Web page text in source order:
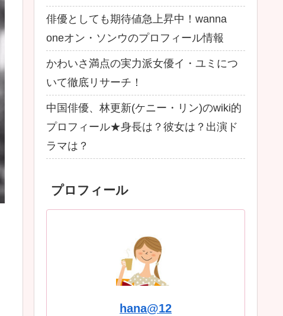
俳優としても期待値急上昇中！wanna
oneオン・ソンウのプロフィール情報
かわいさ満点の実力派女優イ・ユミにつ
いて徹底リサーチ！
中国俳優、林更新(ケニー・リン)のwiki的
プロフィール★身長は？彼女は？出演ド
ラマは？
プロフィール
hana@12